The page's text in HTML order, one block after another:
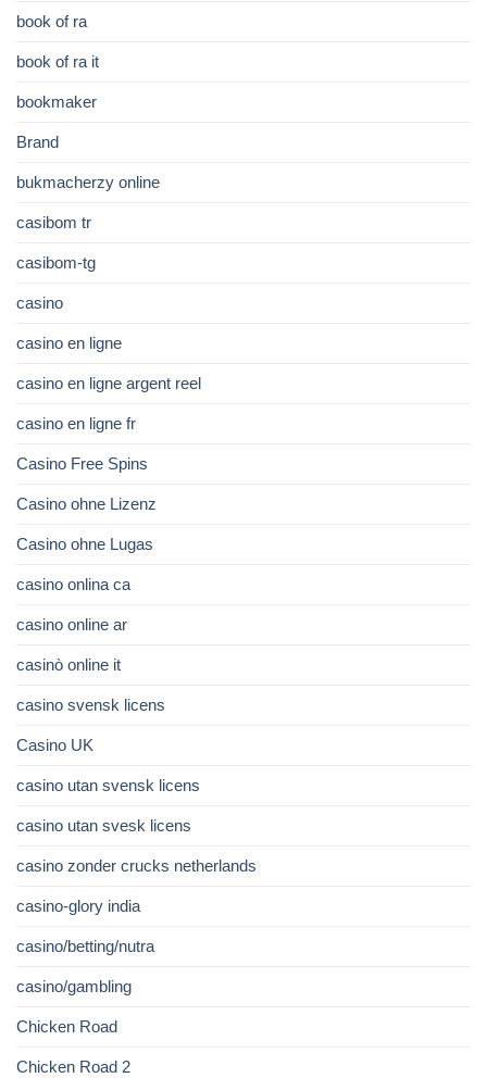
book of ra
book of ra it
bookmaker
Brand
bukmacherzy online
casibom tr
casibom-tg
casino
casino en ligne
casino en ligne argent reel
casino en ligne fr
Casino Free Spins
Casino ohne Lizenz
Casino ohne Lugas
casino onlina ca
casino online ar
casinò online it
casino svensk licens
Casino UK
casino utan svensk licens
casino utan svesk licens
casino zonder crucks netherlands
casino-glory india
casino/betting/nutra
casino/gambling
Chicken Road
Chicken Road 2